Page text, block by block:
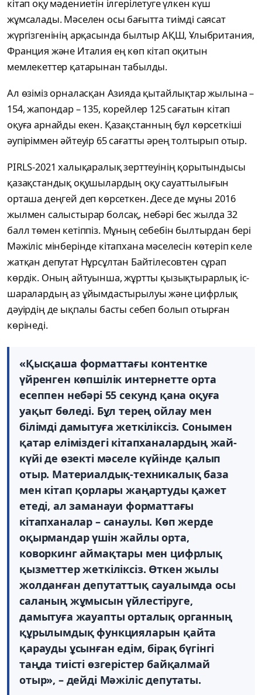
кітап оқу мәдениетін ілгерілетуге үлкен күш
жұмсалады. Мәселен осы бағытта тиімді саясат
жүргізгенінің арқасында былтыр АҚШ, Ұлыбритания,
Франция және Италия ең көп кітап оқитын
мемлекеттер қатарынан табылды.
Ал өзіміз орналасқан Азияда қытайлықтар жылына –
154, жапондар – 135, корейлер 125 сағатын кітап
оқуға арнайды екен. Қазақстанның бұл көрсеткіші
әупіріммен әйтеуір 65 сағатты әрең толтырып отыр.
PIRLS-2021 халықаралық зерттеуінің қорытындысы
қазақстандық оқушылардың оқу сауаттылығын
орташа деңгей деп көрсеткен. Десе де мұны 2016
жылмен салыстырар болсақ, небәрі бес жылда 32
балл төмен кетіппіз. Мұның себебін былтырдан бері
Мәжіліс мінберінде кітапхана мәселесін көтеріп келе
жатқан депутат Нұрсұлтан Байтілесовтен сұрап
көрдік. Оның айтуынша, жұртты қызықтырарлық іс-
шаралардың аз ұйымдастырылуы және цифрлық
дәуірдің де ықпалы басты себеп болып отырған
көрінеді.
«Қысқаша форматтағы контентке
үйренген көпшілік интернетте орта
есеппен небәрі 55 секунд қана оқуға
уақыт бөледі. Бұл терең ойлау мен
білімді дамытуға жеткіліксіз. Сонымен
қатар еліміздегі кітапханалардың жай-
күйі де өзекті мәселе күйінде қалып
отыр. Материалдық-техникалық база
мен кітап қорлары жаңартуды қажет
етеді, ал заманауи форматтағы
кітапханалар – санаулы. Көп жерде
оқырмандар үшін жайлы орта,
коворкинг аймақтары мен цифрлық
қызметтер жеткіліксіз. Өткен жылы
жолданған депутаттық сауалымда осы
саланың жұмысын үйлестіруге,
дамытуға жауапты орталық органның
құрылымдық функцияларын қайта
қарауды ұсынған едім, бірақ бүгінгі
таңда тиісті өзгерістер байқалмай
отыр», – дейді Мәжіліс депутаты.